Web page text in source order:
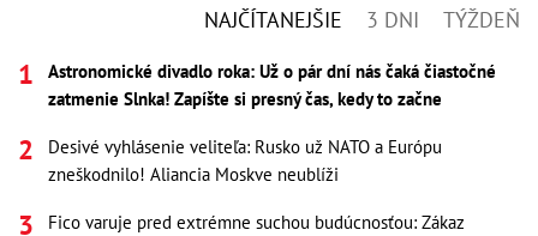
NAJČÍTANEJŠIE 3 DNI TÝŽDEŇ
Astronomické divadlo roka: Už o pár dní nás čaká čiastočné
zatmenie Slnka! Zapíšte si presný čas, kedy to začne
Desivé vyhlásenie veliteľa: Rusko už NATO a Európu
zneškodnilo! Aliancia Moskve neublíži
Fico varuje pred extrémne suchou budúcnosťou: Zákaz